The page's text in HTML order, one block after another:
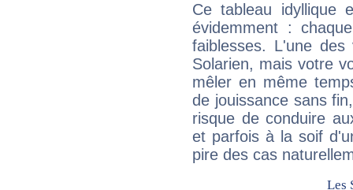
Ce tableau idyllique
évidemment :
faiblesses. L'une
Solarien, mais votre
mêler en même
de jouissance sans
risque de conduire
et parfois à la soif
pire des cas